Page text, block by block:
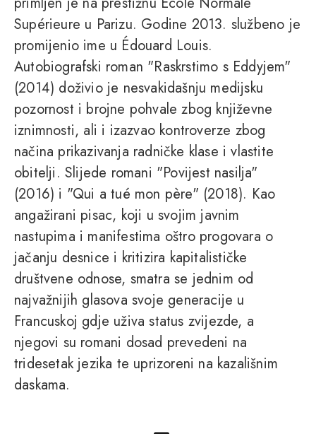
Supérieure u Parizu. Godine 2013. službeno je
promijenio ime u Édouard Louis.
Autobiografski roman "Raskrstimo s Eddyjem"
(2014) doživio je nesvakidašnju medijsku
pozornost i brojne pohvale zbog književne
iznimnosti, ali i izazvao kontroverze zbog
načina prikazivanja radničke klase i vlastite
obitelji. Slijede romani "Povijest nasilja"
(2016) i "Qui a tué mon père" (2018). Kao
angažirani pisac, koji u svojim javnim
nastupima i manifestima oštro progovara o
jačanju desnice i kritizira kapitalističke
društvene odnose, smatra se jednim od
najvažnijih glasova svoje generacije u
Francuskoj gdje uživa status zvijezde, a
njegovi su romani dosad prevedeni na
tridesetak jezika te uprizoreni na kazališnim
daskama.